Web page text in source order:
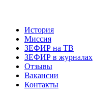
История
Миссия
ЗЕФИР на ТВ
ЗЕФИР в журналах
Отзывы
Вакансии
Контакты